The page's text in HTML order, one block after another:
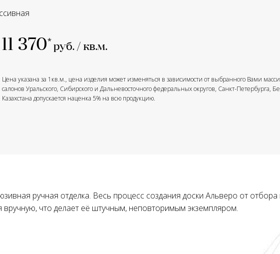
11 370 руб. / кв.м.
Цена указана за 1кв.м., цена изделия может изменяться в зависимости от выбранного Вами
салонов Уральского, Сибирского и Дальневосточного федеральных округов, Санкт-Петербурга,
Казахстана допускается наценка 5% на всю продукцию.
ручная отделка. Весь процесс создания доски Альверо от отбора
что делает её штучным, неповторимым экземпляром.